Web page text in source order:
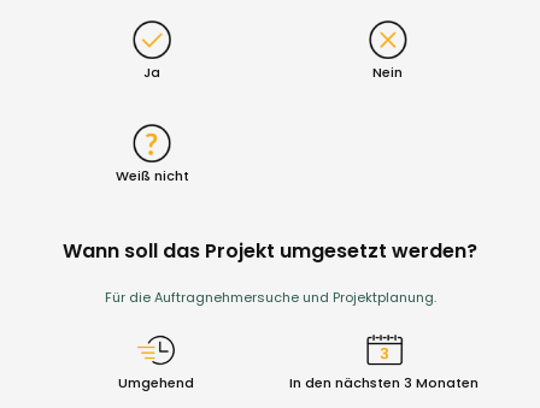
Ja Nein
Weiß nicht
Wann soll das Projekt umgesetzt werden?
Für die Auftragnehmersuche und Projektplanung.
Umgehend In den nächsten 3 Monaten